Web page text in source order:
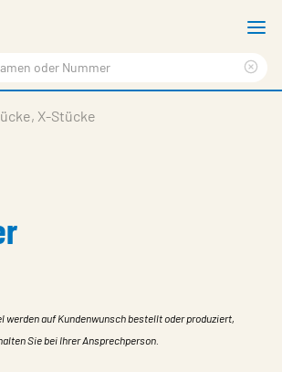
X-Stücke
auf Kundenwunsch bestellt oder produziert,
Sie bei Ihrer Ansprechperson.